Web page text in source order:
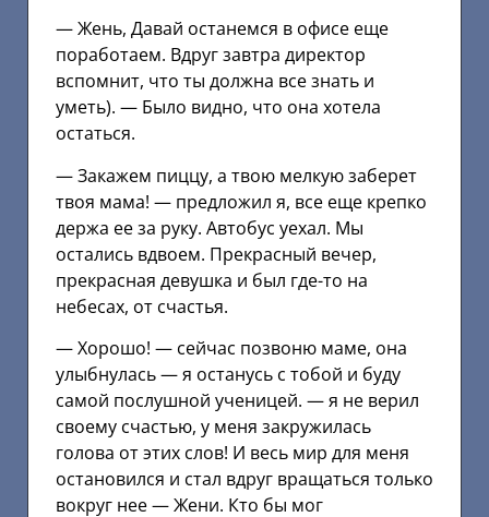
— Жень, Давай останемся в офисе еще
поработаем. Вдруг завтра директор
вспомнит, что ты должна все знать и
уметь). — Было видно, что она хотела
остаться.
— Закажем пиццу, а твою мелкую заберет
твоя мама! — предложил я, все еще крепко
держа ее за руку. Автобус уехал. Мы
остались вдвоем. Прекрасный вечер,
прекрасная девушка и был где-то на
небесах, от счастья.
— Хорошо! — сейчас позвоню маме, она
улыбнулась — я останусь с тобой и буду
самой послушной ученицей. — я не верил
своему счастью, у меня закружилась
голова от этих слов! И весь мир для меня
остановился и стал вдруг вращаться только
вокруг нее — Жени. Кто бы мог